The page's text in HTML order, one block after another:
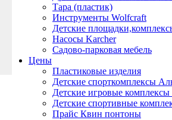
Тара (пластик)
Инструменты Wolfcraft
Детские
Насосы Karcher
Садово-парковая мебель
Цены
Пластиковые изделия
Детские спорткомплексы
Детские игровые
Детские спортивные
Прайс Квин понтоны